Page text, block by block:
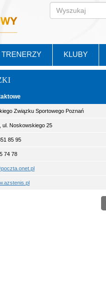
TRENERZY KLUBY
Związku Sportowego Poznań
ul. Noskowskiego 25
85 95
74 78